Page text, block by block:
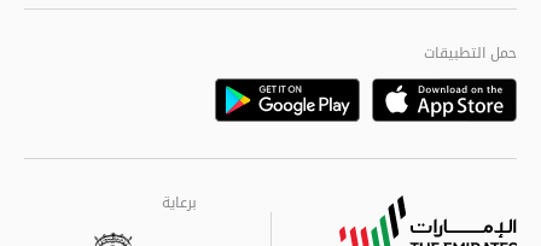
مراكز خدمة أبوظبى
حمل التطبيقات
Google
Playstore
برعاية